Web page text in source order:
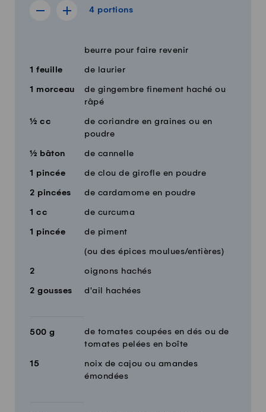
4 portions
Afficher la recette de 3 portions
Afficher la recette de 5 portions
4 portions
Ingrédients
beurre pour faire revenir
1 feuille de laurier
1 morceau
de gingembre finement haché ou
râpé
½ cc
de coriandre en graines ou en
poudre
½ bâton de cannelle
1 pincée de clou de girofle en poudre
2 pincées de cardamome en poudre
1 cc de curcuma
1 pincée de piment
(ou des épices moulues/entières)
2 oignons hachés
2 gousses d'ail hachées
500 g
de tomates coupées en dés ou de
tomates pelées en boîte
15
noix de cajou ou amandes
émondées